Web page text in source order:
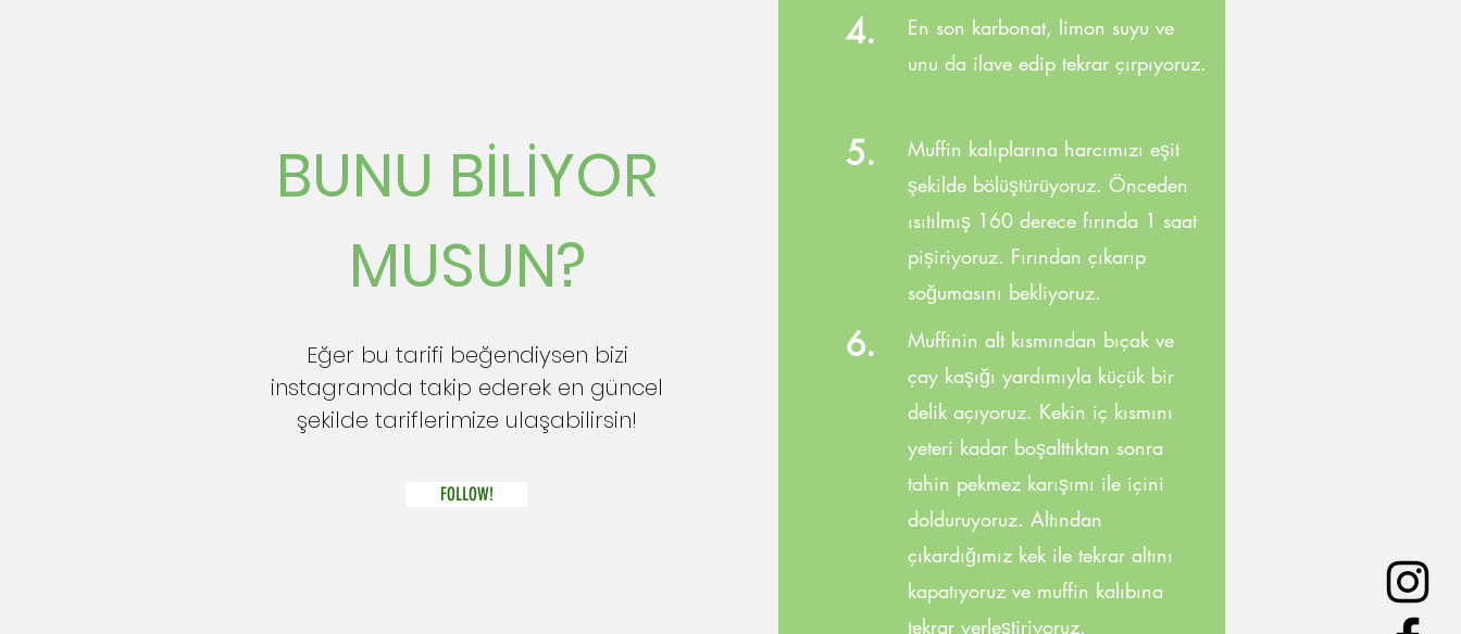
BUNU BİLİYOR
MUSUN?
Eğer bu tarifi beğendiysen bizi
instagramda takip ederek en güncel
şekilde tariflerimize ulaşabilirsin!
FOLLOW!
4.
En son karbonat, limon suyu ve
unu da ilave edip tekrar çırpıyoruz.
5.
Muffin kalıplarına harcımızı eşit
şekilde bölüştürüyoruz. Önceden
ısıtılmış 160 derece fırında 1 saat
pişiriyoruz. Fırından çıkarıp
soğumasını bekliyoruz.
6.
Muffinin alt kısmından bıçak ve
çay kaşığı yardımıyla küçük bir
delik açıyoruz. Kekin iç kısmını
yeteri kadar boşalttıktan sonra
tahin pekmez karışımı ile içini
dolduruyoruz. Altından
çıkardığımız kek ile tekrar altını
kapatıyoruz ve muffin kalıbına
tekrar yerleştiriyoruz.